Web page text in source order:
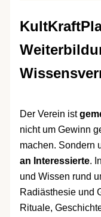
Der Verein ist
nicht um Gewinn
machen. Sondern
an Interessierte.
und Wissen rund
Radiästhesie und
Rituale,